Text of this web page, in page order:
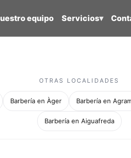
equipo Servicios▾
OTRAS LOCALIDADES
Barbería en Àger Barbería en
Barbería en Aiguafreda